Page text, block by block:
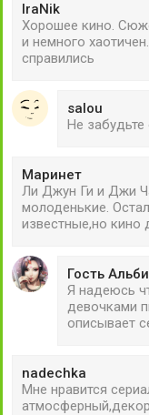
IraNik
Хорошее кино.
и немного
справились
salou
Не
Маринет
Ли Джун Ги и Джи
молоденькие.
известные,но кино
Гость
Я надеюсь
девочками
описывает
nadechka
Мне нравится